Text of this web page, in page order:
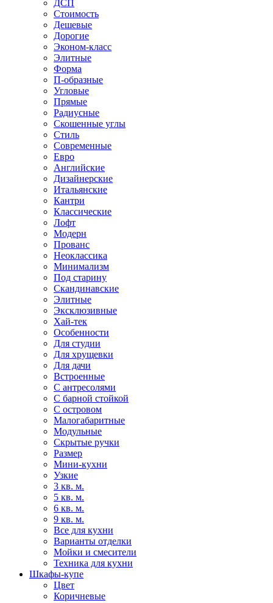
ДСП
Стоимость
Дешевые
Дорогие
Эконом-класс
Элитные
Форма
П-образные
Угловые
Прямые
Радиусные
Скошенные углы
Стиль
Современные
Евро
Английские
Дизайнерские
Итальянские
Кантри
Классические
Лофт
Модерн
Прованс
Неоклассика
Минимализм
Под старину
Скандинавские
Элитные
Эксклюзивные
Хай-тек
Особенности
Для студии
Для хрущевки
Для дачи
Встроенные
С антресолями
С барной стойкой
С островом
Малогабаритные
Модульные
Скрытые ручки
Размер
Мини-кухни
Узкие
3 кв. м.
5 кв. м.
6 кв. м.
9 кв. м.
Все для кухни
Варианты отделки
Мойки и смесители
Техника для кухни
Шкафы-купе
Цвет
Коричневые